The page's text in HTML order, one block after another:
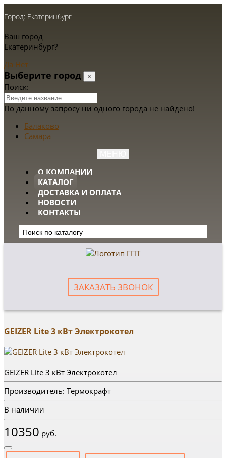
Город: Екатеринбург
Ваш город
Екатеринбург?
Да Нет
Выберите город ×
Поиск:
По данному запросу ни одного города не найдено!
Балаково
Самара
О КОМПАНИИ
КАТАЛОГ
ДОСТАВКА И ОПЛАТА
НОВОСТИ
КОНТАКТЫ
ЗАКАЗАТЬ ЗВОНОК
GEIZER Lite 3 кВт Электрокотел
GEIZER Lite 3 кВт Электрокотел
Производитель: Термокрафт
В наличии
10350 руб.